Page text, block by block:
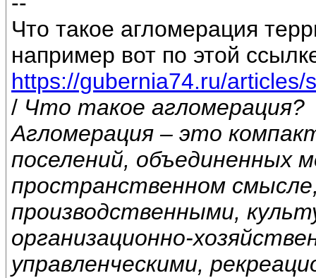
Что такое агломерация
например вот по этой
https://gubernia74.ru/articles/
/ Что такое агломерация?
Агломерация – это
поселений, объединенных
пространственном
производственными,
организационно-
управленческими,